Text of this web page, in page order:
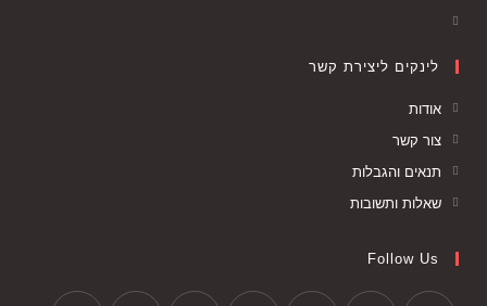
לינקים ליצירת קשר
אודות
צור קשר
תנאים והגבלות
שאלות ותשובות
Follow Us